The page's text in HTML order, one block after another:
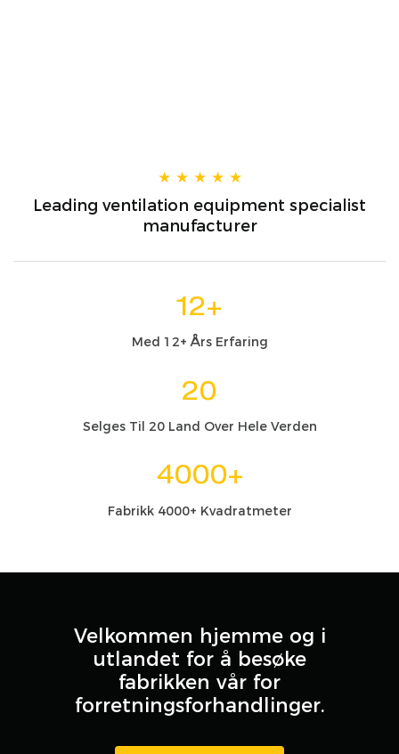
★ ★ ★ ★ ★
Leading ventilation equipment specialist
manufacturer
12+
Med 12+ Års Erfaring
20
Selges Til 20 Land Over Hele Verden
4000+
Fabrikk 4000+ Kvadratmeter
Velkommen hjemme og i
utlandet for å besøke
fabrikken vår for
forretningsforhandlinger.